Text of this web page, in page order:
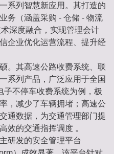
系列智慧新应用。其打造的
务（涵盖采购 - 仓储 - 物流
深度融合，实现管理会计
企业优化运营流程、提升经
。其高速公路收费系统、联
系列产品，广泛应用于全国
子不停车收费系统为例，极
，减少了车辆拥堵；高速公
通数据，为交通管理部门提
效的交通指挥调度 。
研发的安全管理平台